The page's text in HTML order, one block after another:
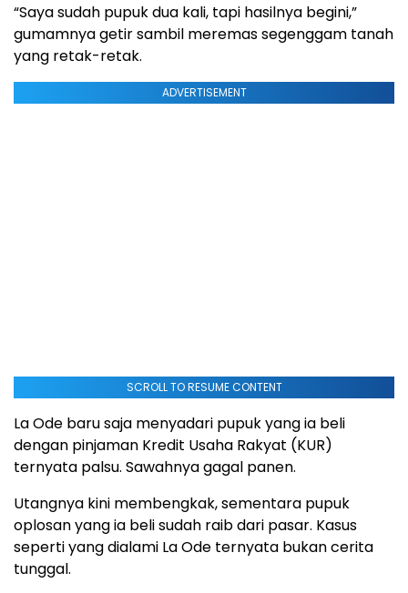
“Saya sudah pupuk dua kali, tapi hasilnya begini,”
gumamnya getir sambil meremas segenggam tanah
yang retak-retak.
ADVERTISEMENT
SCROLL TO RESUME CONTENT
La Ode baru saja menyadari pupuk yang ia beli
dengan pinjaman Kredit Usaha Rakyat (KUR)
ternyata palsu. Sawahnya gagal panen.
Utangnya kini membengkak, sementara pupuk
oplosan yang ia beli sudah raib dari pasar. Kasus
seperti yang dialami La Ode ternyata bukan cerita
tunggal.